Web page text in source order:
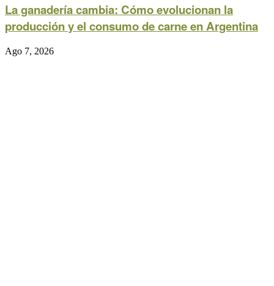
La ganadería cambia: Cómo evolucionan la
producción y el consumo de carne en Argentina
Ago 7, 2026